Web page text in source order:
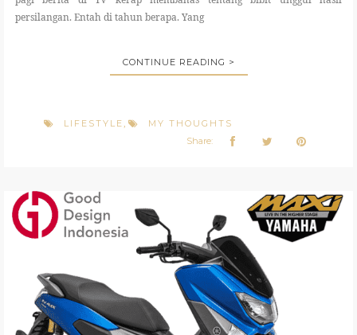
persilangan. Entah di tahun berapa. Yang
CONTINUE READING >
LIFESTYLE
MY THOUGHTS
Share: